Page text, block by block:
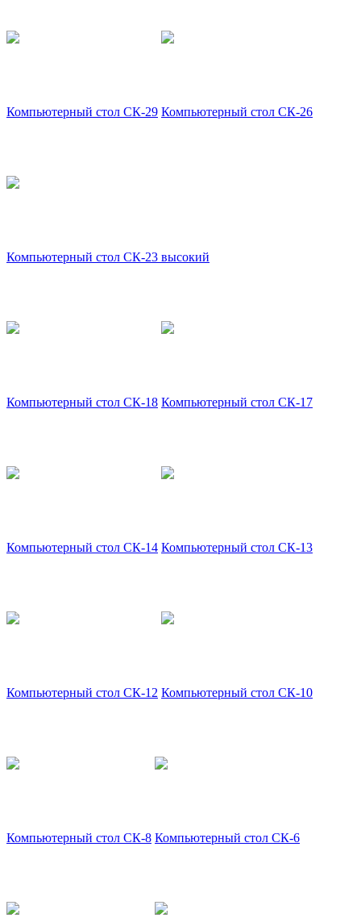
Компьютерный стол СК-29 Компьютерный стол СК-26
Компьютерный стол СК-23 высокий
Компьютерный стол СК-18 Компьютерный стол СК-17
Компьютерный стол СК-14 Компьютерный стол СК-13
Компьютерный стол СК-12 Компьютерный стол СК-10
Компьютерный стол СК-8 Компьютерный стол СК-6